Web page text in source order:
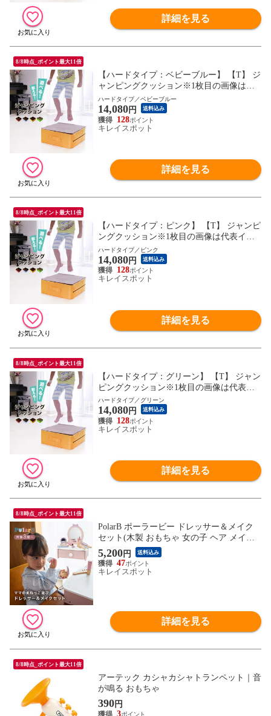
詳細を見る
8/8時点_ポイント最大11倍
【ハードタイプ：ベビーブルー】 【T】 ジ
ャンピングクッション※1枚目の画像は代
表イメージのため色・柄が異なる場合がご
ざいます。2枚目以降で色・柄をご確認下
さい。
ハードタイプ／ベビーブルー
14,080円 送料込み
128
キレイスポット
詳細を見る
8/8時点_ポイント最大11倍
【ハードタイプ：ピンク】 【T】 ジャンピ
ングクッション※1枚目の画像は代表イメ
ージのため色・柄が異なる場合がございま
す。2枚目以降で色・柄をご確認下さい。
ハードタイプ／ピンク
14,080円 送料込み
128
キレイスポット
詳細を見る
8/8時点_ポイント最大11倍
【ハードタイプ：グリーン】 【T】 ジャン
ピングクッション※1枚目の画像は代表イ
メージのため色・柄が異なる場合がござい
ます。2枚目以降で色・柄をご確認下さ
い。
ハードタイプ／グリーン
14,080円 送料込み
128
キレイスポット
詳細を見る
8/8時点_ポイント最大11倍
PolarB ポーラービー ドレッサー＆メイク
セット(木製 おもちゃ 女の子 ヘア メイク
セット 色がつかない コスメ ヘアー)
5,200円 送料込み
47
キレイスポット
詳細を見る
8/8時点_ポイント最大11倍
アーテック カシャカシャトランペット｜音
が鳴る おもちゃ
390円
3